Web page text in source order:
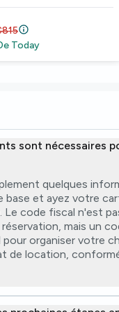
815
Today
sont nécessaires
quelques
base et ayez votre
Le code fiscal n'est
mais un
pour organiser votre
de location,